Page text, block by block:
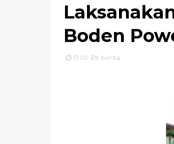
Boden
17.05 berita